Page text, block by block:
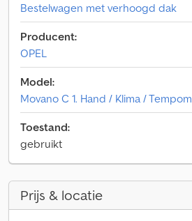
Bestelwagen met verhoogd dak
Producent:
OPEL
Model:
Movano C 1. Hand / Klima /
Toestand:
gebruikt
Prijs & locatie